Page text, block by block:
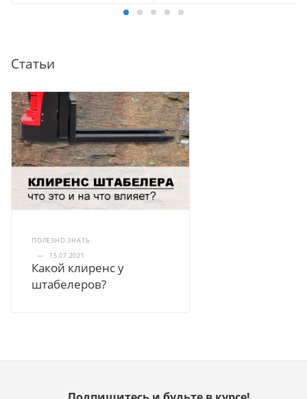
Статьи
ПОЛЕЗНО ЗНАТЬ
—
15.07.2021
Какой клиренс у
штабелеров?